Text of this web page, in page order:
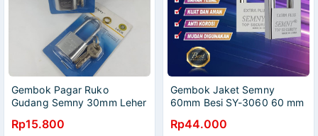
Gembok Pagar Ruko
Gudang Semny 30mm Leher
Rp15.800
Gembok Jaket Semny
60mm Besi SY-3060 60 mm
Rp44.000